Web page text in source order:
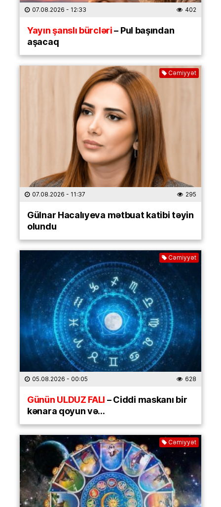
07.08.2026 - 12:33 402
Yayın şanslı bürcləri– Pul başından
aşacaq
Cəmiyyət
07.08.2026 - 11:37 295
Gülnar Hacalıyeva mətbuat katibi təyin
olundu
Cəmiyyət
05.08.2026 - 00:05 628
Günün ULDUZ FALI– Ciddi maskanı bir
kənara qoyun və…
Cəmiyyət